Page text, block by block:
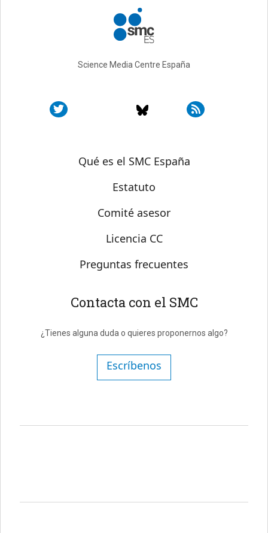
Science Media Centre España
Sobre SMC España
Qué es el SMC España
Estatuto
Comité asesor
Licencia CC
Preguntas frecuentes
Contacta con el SMC
¿Tienes alguna duda o quieres proponernos algo?
Escríbenos